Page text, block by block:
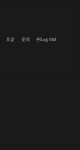
모금 문의 Log Out